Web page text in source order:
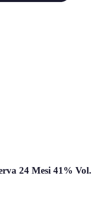
24 Mesi 41% Vol.